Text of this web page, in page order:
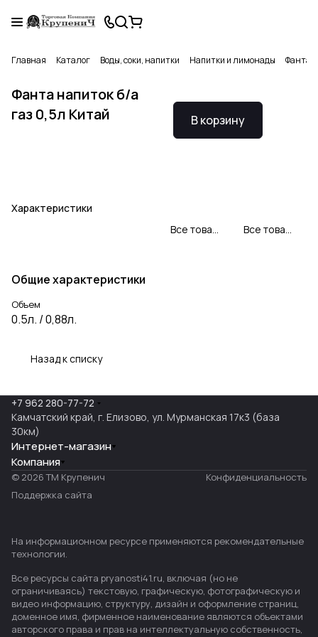
Главная Каталог Воды, соки, напитки Напитки и лимонады Фанта
Фанта напиток б/а
газ 0,5л Китай
Характеристики
В корзину
Все товары Coca-cola Все товары категории
Общие характеристики
Объем
0.5л. / 0,88л.
Назад к списку
+7 962 280-77-72
Камчатский край, г. Елизово, ул. Мурманская 17к3 (база
30км)
Интернет-магазин
Компания
© 2026 ТМ Крупенич
Конфиденциальность
Поддержка сайта
На информационном ресурсе применяются рекомендательные
технологии.
Все ресурсы сайта pryanosti41.ru, включая (но не
ограничиваясь) текстовую, графическую, фотографическую и
видео информацию, структуру, дизайн и оформление страниц,
доменное имя, фирменное наименование являются объектами
авторского права и прав на интеллектуальную собственность,